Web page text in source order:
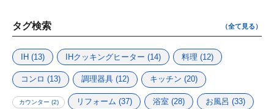
タグ検索 （全て見る）
IH(13) IHクッキングヒーター (14) 料理 (12)
コンロ (13) 調理器具(12) キッチン (20)
カウンター (2) リフォーム (37) 浴室 (28) お風呂 (33)